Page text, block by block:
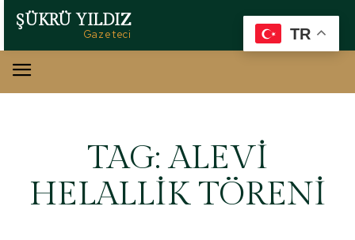
ŞÜKRÜ YILDIZ
Gazeteci
TAG:ALEVI
HELALLIK TÖRENI
TR